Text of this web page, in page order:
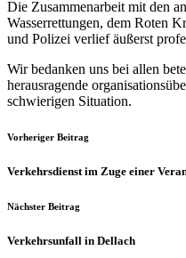
Die Zusammenarbeit mit den
Wasserrettungen, dem Roten
und Polizei verlief äußerst
Wir bedanken uns bei allen
herausragende
schwierigen Situation.
Vorheriger Beitrag
Verkehrsdienst im Zuge einer
Nächster Beitrag
Verkehrsunfall in Dellach